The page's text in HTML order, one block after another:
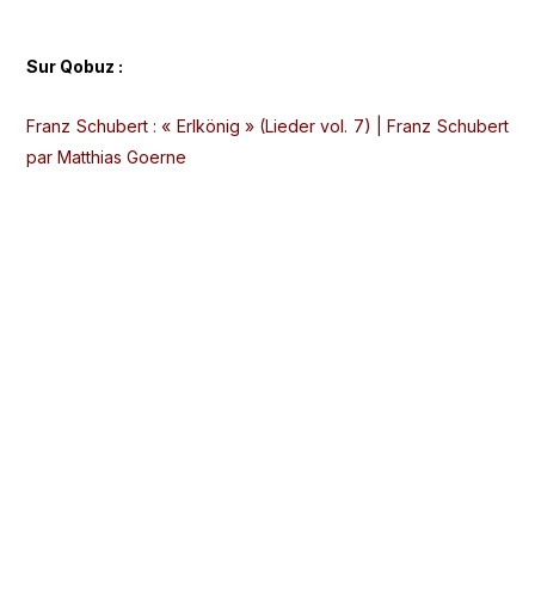
Sur Qobuz :
Franz Schubert : « Erlkönig » (Lieder vol. 7) | Franz Schubert
par Matthias Goerne